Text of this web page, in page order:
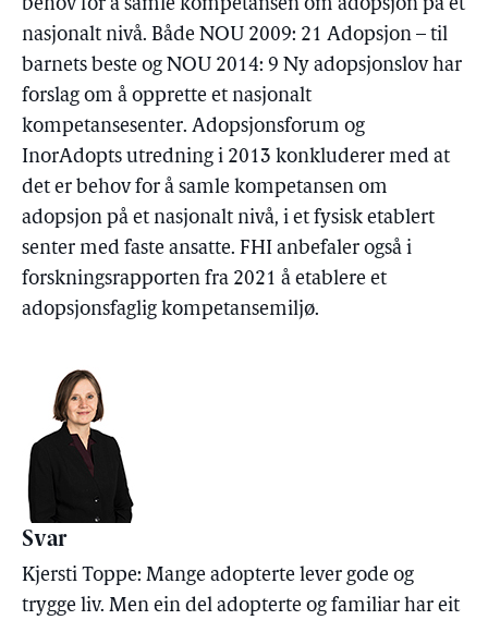
behov for å samle kompetansen om adopsjon på et
nasjonalt nivå. Både NOU 2009: 21 Adopsjon – til
barnets beste og NOU 2014: 9 Ny adopsjonslov har
forslag om å opprette et nasjonalt
kompetansesenter. Adopsjonsforum og
InorAdopts utredning i 2013 konkluderer med at
det er behov for å samle kompetansen om
adopsjon på et nasjonalt nivå, i et fysisk etablert
senter med faste ansatte. FHI anbefaler også i
forskningsrapporten fra 2021 å etablere et
adopsjonsfaglig kompetansemiljø.
Svar
Kjersti Toppe: Mange adopterte lever gode og
trygge liv. Men ein del adopterte og familiar har eit